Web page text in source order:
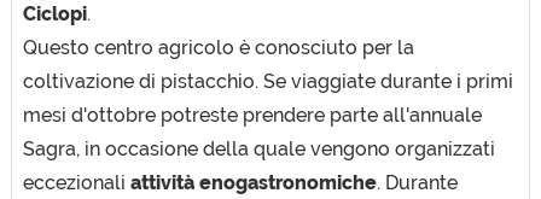
Ciclopi.
Questo centro agricolo è conosciuto per la
coltivazione di pistacchio. Se viaggiate durante i primi
mesi d'ottobre potreste prendere parte all'annuale
Sagra, in occasione della quale vengono organizzati
eccezionali attività enogastronomiche. Durante